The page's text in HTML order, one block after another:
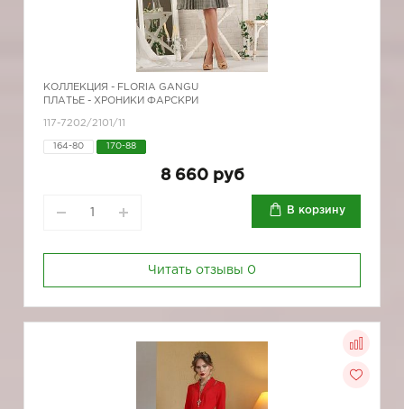
КОЛЛЕКЦИЯ - FLORIA GANGU
ПЛАТЬЕ - ХРОНИКИ ФАРСКРИ
117-7202/2101/11
164-80 170-88
8 660 руб
В корзину
Читать отзывы 0